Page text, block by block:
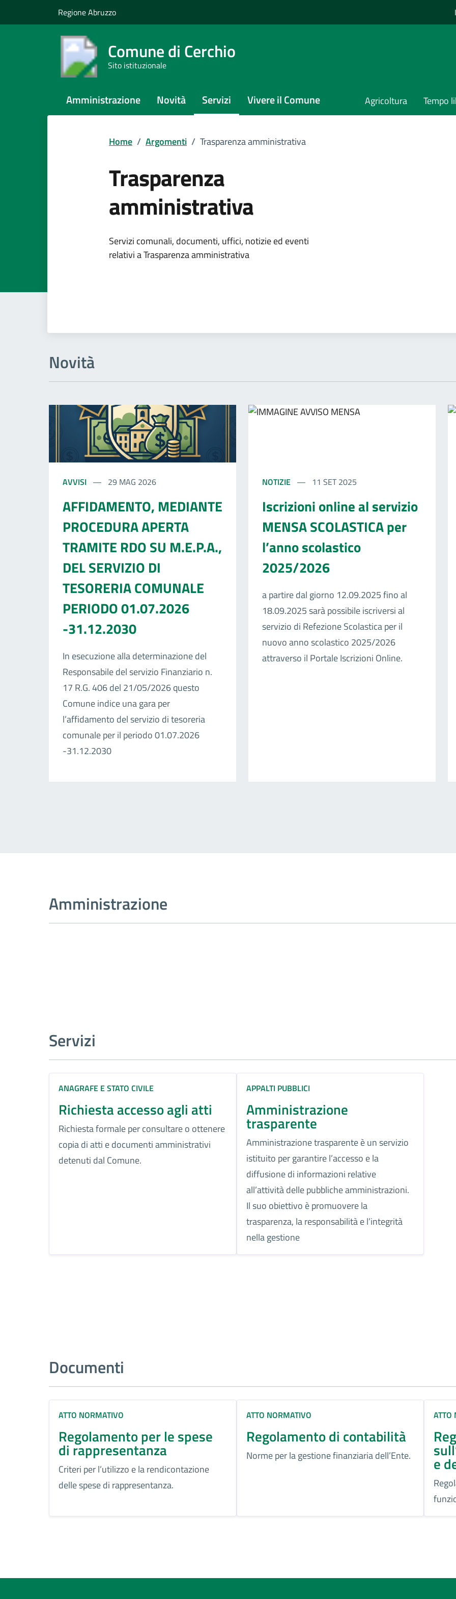
Vai ai contenutiRegione Abruzzo
Comune di Cerchio
Sito istituzionale
Amministrazione Novità Servizi Vivere il Comune Agricoltura Tempo
Home / Argomenti / Trasparenza amministrativa
Trasparenza
amministrativa
Dettagli dell'argomento
Servizi comunali, documenti, uffici, notizie ed eventi
relativi a Trasparenza amministrativa
Novità
AVVISI 29 MAG 2026
AFFIDAMENTO, MEDIANTE
PROCEDURA APERTA
TRAMITE RDO SU M.E.P.A.,
DEL SERVIZIO DI
TESORERIA COMUNALE
PERIODO 01.07.2026
-31.12.2030
In esecuzione alla determinazione del
Responsabile del servizio Finanziario n.
17 R.G. 406 del 21/05/2026 questo
Comune indice una gara per
l’affidamento del servizio di tesoreria
comunale per il periodo 01.07.2026
-31.12.2030
NOTIZIE 11 SET 2025
Iscrizioni online al servizio
MENSA SCOLASTICA per
l’anno scolastico
2025/2026
a partire dal giorno 12.09.2025 fino al
18.09.2025 sarà possibile iscriversi al
servizio di Refezione Scolastica per il
nuovo anno scolastico 2025/2026
attraverso il Portale Iscrizioni Online.
Amministrazione
Servizi
ANAGRAFE E STATO CIVILE
Richiesta accesso agli atti
Richiesta formale per consultare o ottenere
copia di atti e documenti amministrativi
detenuti dal Comune.
APPALTI PUBBLICI
Amministrazione
trasparente
Amministrazione trasparente è un servizio
istituito per garantire l’accesso e la
diffusione di informazioni relative
all’attività delle pubbliche amministrazioni.
Il suo obiettivo è promuovere la
trasparenza, la responsabilità e l’integrità
nella gestione
Documenti
ATTO NORMATIVO
Regolamento per le spese
di rappresentanza
Criteri per l’utilizzo e la rendicontazione
delle spese di rappresentanza.
ATTO NORMATIVO
Regolamento di contabilità
Norme per la gestione finanziaria dell’Ente.
ATTO
e